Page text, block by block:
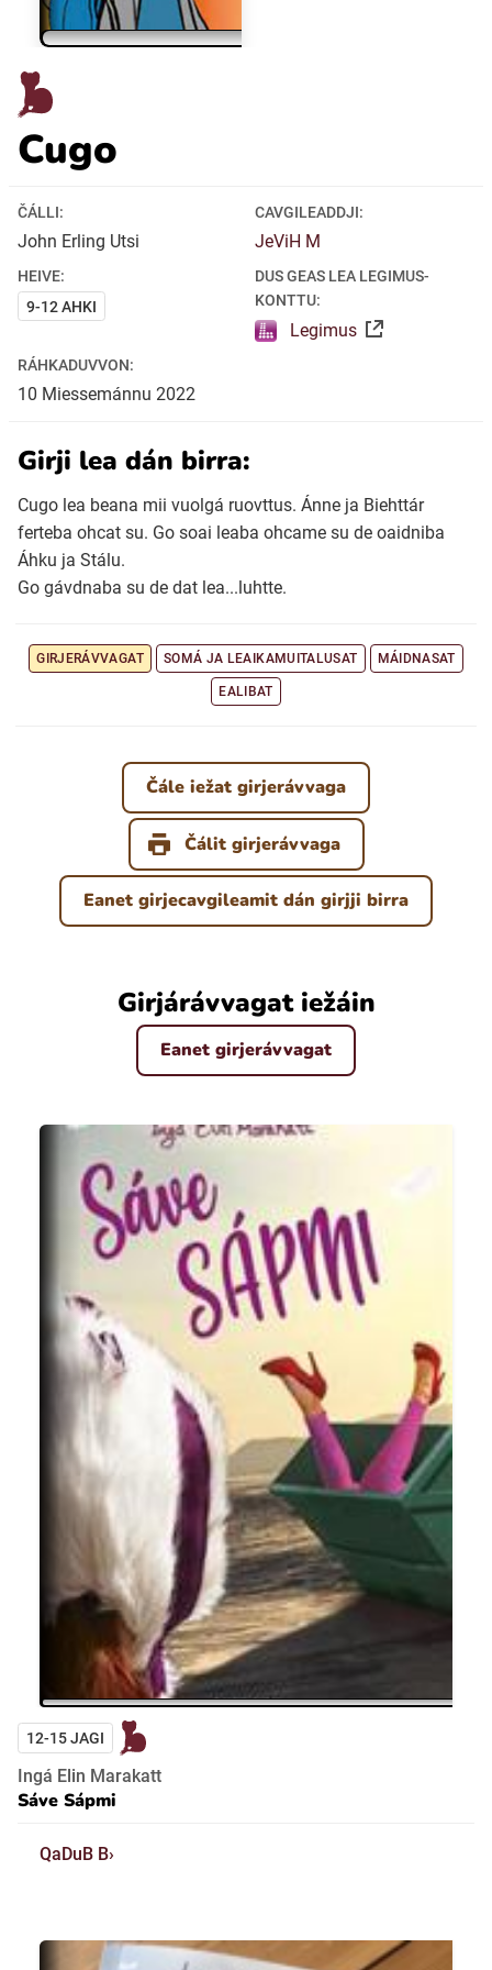
Lovari (Romska)
Cugo
ČÁLLI:
John Erling Utsi
CAVGILEADDJI:
JeViH M
HEIVE:
9-12 AHKI
DUS GEAS LEA LEGIMUS-
KONTTU:
Legimus
RÁHKADUVVON:
10 Miessemánnu 2022
Girji lea dán birra:
Cugo lea beana mii vuolgá ruovttus. Ánne ja Biehttár
ferteba ohcat su. Go soai leaba ohcame su de oaidniba
Áhku ja Stálu.
Go gávdnaba su de dat lea...luhtte.
GIRJERÁVVAGAT SOMÁ JA LEAIKAMUITALUSAT MÁIDNASAT
EALIBAT
Čále iežat girjerávvaga
Čálit girjerávvaga
Eanet girjecavgileamit dán girjji birra
Girjárávvagat iežáin
Eanet girjerávvagat
12-15 JAGI
Ingá Elin Marakatt
Sáve Sápmi
QaDuB B